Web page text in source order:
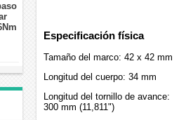
Especificación física
Tamaño del marco: 42 x 42 mm
Longitud del cuerpo: 34 mm
Longitud del tornillo de avance:
300 mm (11,811")